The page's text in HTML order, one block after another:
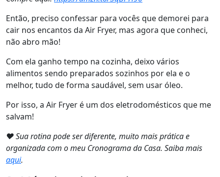
Então, preciso confessar para vocês que demorei para
cair nos encantos da Air Fryer, mas agora que conheci,
não abro mão!
Com ela ganho tempo na cozinha, deixo vários
alimentos sendo preparados sozinhos por ela e o
melhor, tudo de forma saudável, sem usar óleo.
Por isso, a Air Fryer é um dos eletrodomésticos que me
salvam!
❤ Sua rotina pode ser diferente, muito mais prática e
organizada com o meu Cronograma da Casa. Saiba mais
aqui.